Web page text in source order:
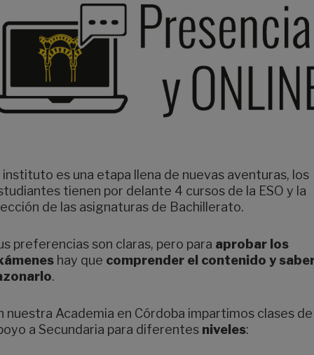
instituto es una etapa llena de nuevas aventuras, los
tienen por delante 4 cursos de la ESO y la
de las asignaturas de Bachillerato.
preferencias son claras, pero para aprobar los
hay que comprender el contenido y
.
nuestra Academia en Córdoba impartimos clases de
a Secundaria para diferentes niveles: